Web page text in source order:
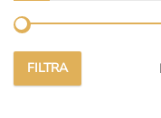
Prezzo
Prezzo
FILTRA